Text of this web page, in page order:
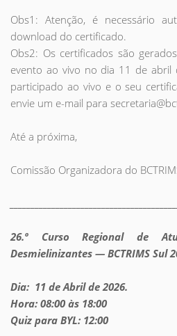
Obs1: Atenção, é necessário
download do certificado.
Obs2: Os certificados são
evento ao vivo no dia 11 de abril
participado ao vivo e o seu
envie um e-mail para
Até a próxima,
Comissão Organizadora do
26.º Curso Regional de
Desmielinizantes — BCTRIMS Sul
Dia: 11 de Abril de 2026.
Hora: 08:00 às 18:00
Quiz para BYL: 12:00